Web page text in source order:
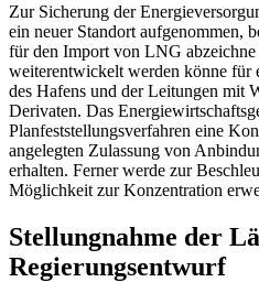
Zur Sicherung der
ein neuer Standort aufgenommen,
für den Import von LNG
weiterentwickelt werden könne für
des Hafens und der Leitungen mit
Derivaten. Das
Planfeststellungsverfahren eine
angelegten Zulassung von
erhalten. Ferner werde zur
Möglichkeit zur Konzentration
Stellungnahme der
Regierungsentwurf